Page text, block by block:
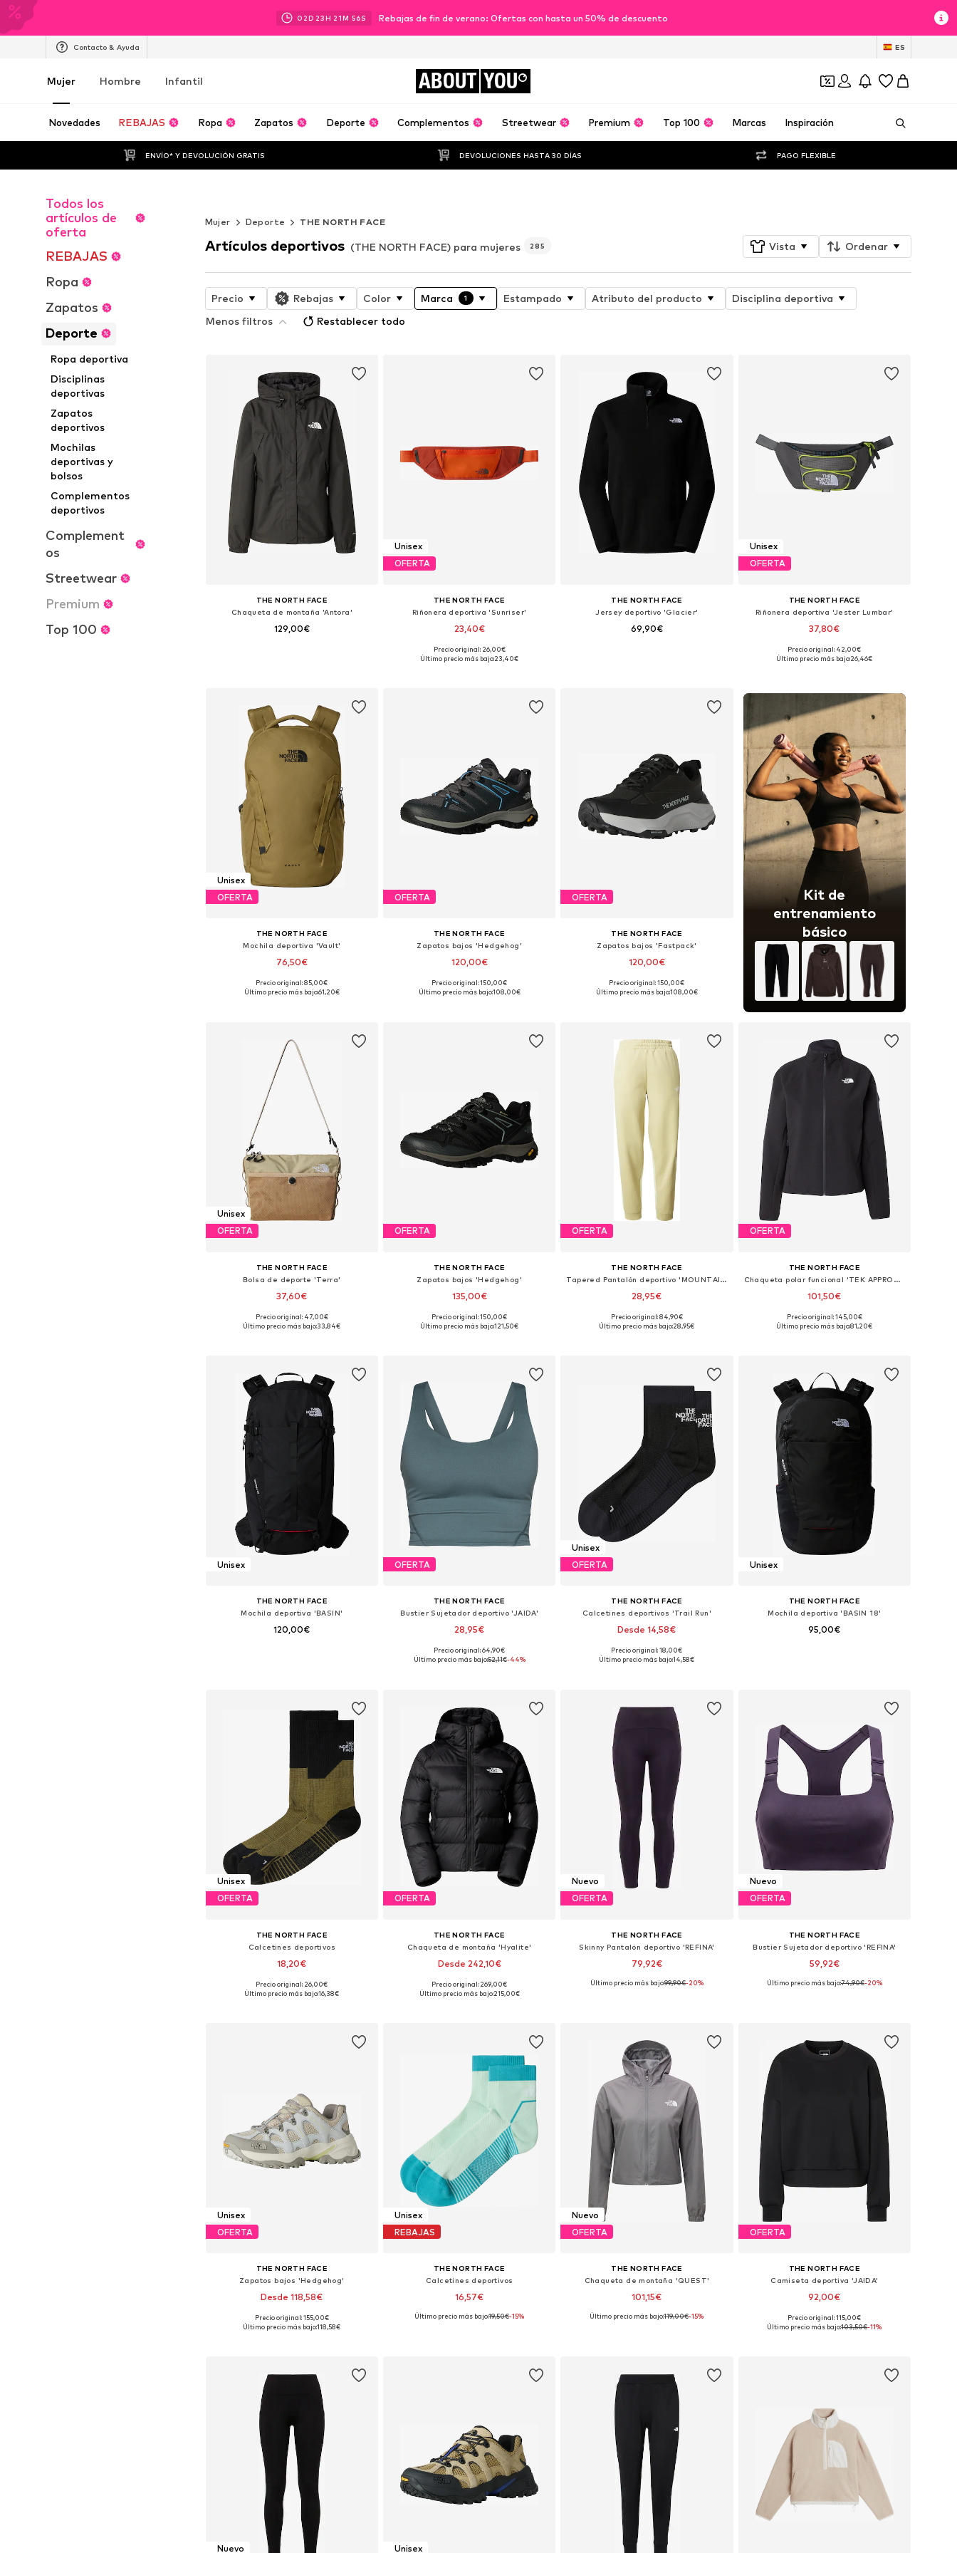
02D 23H 21M 54S Rebajas de fin de verano: Ofertas con hasta un 50% de descuento
Contacto & Ayuda ES
Mujer Hombre Infantil ABOUT YOU
Novedades REBAJAS Ropa Zapatos Deporte Complementos Streetwear Premium Top 100 Marcas Inspiración
ENVÍO* Y DEVOLUCIÓN GRATIS DEVOLUCIONES HASTA 30 DÍAS PAGO FLEXIBLE
Todos los
artículos de
oferta
REBAJAS
Ropa
Zapatos
Deporte
Ropa deportiva
Disciplinas
deportivas
Zapatos
deportivos
Mochilas
deportivas y
bolsos
Complementos
deportivos
Complement
os
Streetwear
Premium
Top 100
Mujer
Deporte THE NORTH FACE
Artículos deportivos (THE NORTH FACE) para mujeres 285 Vista Ordenar
Precio Rebajas Color Marca 1 Estampado Atributo del producto
Disciplina deportiva
Menos filtros
Restablecer todo
THE NORTH FACE
Chaqueta de montaña 'Antora'
129,00€
Unisex
OFERTA
THE NORTH FACE
Riñonera deportiva 'Sunriser'
23,40€
Tallas disponibles: One Size
Precio original: 26,00€
Último precio más bajo:23,40€
THE NORTH FACE
Jersey deportivo 'Glacier'
69,90€
Unisex
OFERTA
THE NORTH FACE
Riñonera deportiva 'Jester Lumbar'
37,80€
Tallas disponibles: One Size
Precio original: 42,00€
Último precio más bajo:26,46€
Unisex
OFERTA
THE NORTH FACE
Mochila deportiva 'Vault'
76,50€
Tallas disponibles: One Size
Precio original: 85,00€
Último precio más bajo:61,20€
OFERTA
THE NORTH FACE
Zapatos bajos 'Hedgehog'
120,00€
Disponible en muchas tallas
Precio original: 150,00€
Último precio más bajo:108,00€
OFERTA
THE NORTH FACE
Zapatos bajos 'Fastpack'
120,00€
Disponible en muchas tallas
Precio original: 150,00€
Último precio más bajo:108,00€
Kit de
entrenamiento
básico
Unisex
OFERTA
THE NORTH FACE
Bolsa de deporte 'Terra'
37,60€
Tallas disponibles: One Size
Precio original: 47,00€
Último precio más bajo:33,84€
OFERTA
THE NORTH FACE
Zapatos bajos 'Hedgehog'
135,00€
Disponible en muchas tallas
Precio original: 150,00€
Último precio más bajo:121,50€
OFERTA
THE NORTH FACE
Tapered Pantalón deportivo 'MOUNTAIN ATHLETICS'
28,95€
Tallas disponibles: XS, S, M, L, XL
Precio original: 84,90€
Último precio más bajo:28,95€
OFERTA
THE NORTH FACE
Chaqueta polar funcional 'TEK APPROACH'
101,50€
Tallas disponibles: XS, S, M, L, XL
Precio original: 145,00€
Último precio más bajo:81,20€
Unisex
THE NORTH FACE
Mochila deportiva 'BASIN'
120,00€
OFERTA
THE NORTH FACE
Bustier Sujetador deportivo 'JAIDA'
28,95€
Tallas disponibles: M, L
Precio original: 64,90€
Último precio más bajo:52,11€-44%
Unisex
OFERTA
THE NORTH FACE
Calcetines deportivos 'Trail Run'
Desde 14,58€
Precio original: 18,00€
Último precio más bajo:14,58€
Unisex
THE NORTH FACE
Mochila deportiva 'BASIN 18'
95,00€
Unisex
OFERTA
THE NORTH FACE
Calcetines deportivos
18,20€
Precio original: 26,00€
Último precio más bajo:16,38€
OFERTA
THE NORTH FACE
Chaqueta de montaña 'Hyalite'
Desde 242,10€
Tallas disponibles: XS, S, M, L, XL
Precio original: 269,00€
Último precio más bajo:215,00€
Nuevo
OFERTA
THE NORTH FACE
Skinny Pantalón deportivo 'REFINA'
79,92€
Tallas disponibles: XS, S, M, L, XL
Último precio más bajo:99,90€-20%
Nuevo
OFERTA
THE NORTH FACE
Bustier Sujetador deportivo 'REFINA'
59,92€
Tallas disponibles: XS, S, M, L
Último precio más bajo:74,90€-20%
Unisex
OFERTA
THE NORTH FACE
Zapatos bajos 'Hedgehog'
Desde 118,58€
Disponible en muchas tallas
Precio original: 155,00€
Último precio más bajo:118,58€
Unisex
REBAJAS
THE NORTH FACE
Calcetines deportivos
16,57€
Tallas disponibles: 35-37, 41-43, 44-46
Último precio más bajo:19,50€-15%
Nuevo
OFERTA
THE NORTH FACE
Chaqueta de montaña 'QUEST'
101,15€
Tallas disponibles: XS, S, M, L, XL
Último precio más bajo:119,00€-15%
OFERTA
THE NORTH FACE
Camiseta deportiva 'JAIDA'
92,00€
Tallas disponibles: XS, S, M, L, XL
Precio original: 115,00€
Último precio más bajo:103,50€-11%
Nuevo Unisex